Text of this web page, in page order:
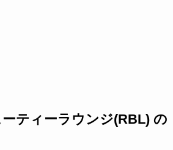
ティーラウンジ(RBL) の